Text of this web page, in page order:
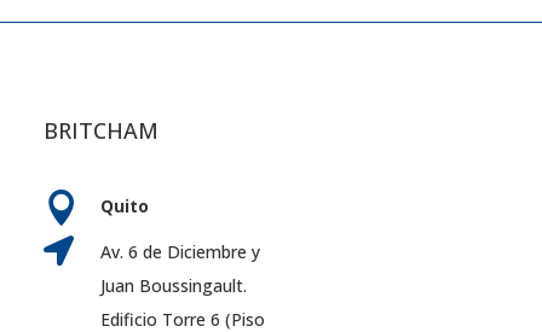
BRITCHAM
 Quito

Av. 6 de Diciembre y
Juan Boussingault.
Edificio Torre 6 (Piso